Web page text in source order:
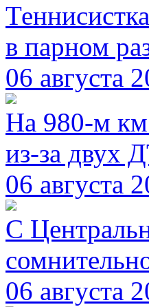
в парном
06 августа
На 980‑м
из-за двух
06 августа
С
06 августа